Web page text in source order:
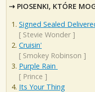
PIOSENKI, KTÓRE
Signed Sealed
[ Stevie Wonder ]
Cruisin'
[ Smokey Robinson ]
Purple Rain
[ Prince ]
Its Your Thing